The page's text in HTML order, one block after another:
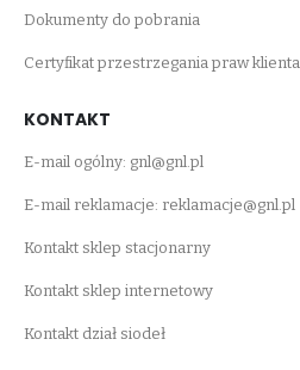
Dokumenty do pobrania
Certyfikat przestrzegania praw klienta
KONTAKT
E-mail ogólny: gnl@gnl.pl
E-mail reklamacje: reklamacje@gnl.pl
Kontakt sklep stacjonarny
Kontakt sklep internetowy
Kontakt dział siodeł